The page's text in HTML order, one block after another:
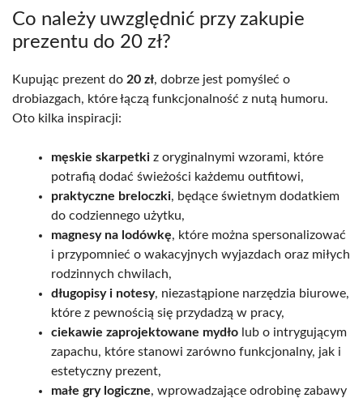
Co należy uwzględnić przy zakupie
prezentu do 20 zł?
Kupując prezent do 20 zł, dobrze jest pomyśleć o
drobiazgach, które łączą funkcjonalność z nutą humoru.
Oto kilka inspiracji:
męskie skarpetki z oryginalnymi wzorami, które
potrafią dodać świeżości każdemu outfitowi,
praktyczne breloczki, będące świetnym dodatkiem
do codziennego użytku,
magnesy na lodówkę, które można spersonalizować
i przypomnieć o wakacyjnych wyjazdach oraz miłych
rodzinnych chwilach,
długopisy i notesy, niezastąpione narzędzia biurowe,
które z pewnością się przydadzą w pracy,
ciekawie zaprojektowane mydło lub o intrygującym
zapachu, które stanowi zarówno funkcjonalny, jak i
estetyczny prezent,
małe gry logiczne, wprowadzające odrobinę zabawy